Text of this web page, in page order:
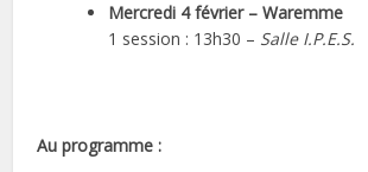
Mercredi 4 février – Waremme
1 session : 13h30 – Salle I.P.E.S.
Au programme :